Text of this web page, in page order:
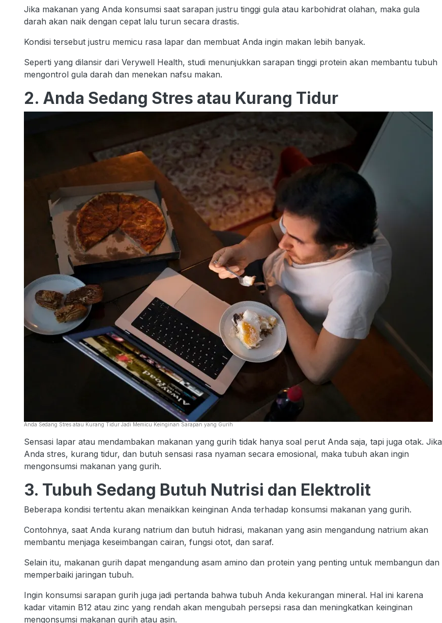
Jika makanan yang Anda konsumsi saat sarapan justru tinggi gula atau karbohidrat olahan, maka gula
darah akan naik dengan cepat lalu turun secara drastis.
Kondisi tersebut justru memicu rasa lapar dan membuat Anda ingin makan lebih banyak.
Seperti yang dilansir dari Verywell Health, studi menunjukkan sarapan tinggi protein akan membantu tubuh
mengontrol gula darah dan menekan nafsu makan.
2. Anda Sedang Stres atau Kurang Tidur
Anda Sedang Stres atau Kurang Tidur Jadi Memicu Keinginan Sarapan yang Gurih
Sensasi lapar atau mendambakan makanan yang gurih tidak hanya soal perut Anda saja, tapi juga otak. Jika
Anda stres, kurang tidur, dan butuh sensasi rasa nyaman secara emosional, maka tubuh akan ingin
mengonsumsi makanan yang gurih.
3. Tubuh Sedang Butuh Nutrisi dan Elektrolit
Beberapa kondisi tertentu akan menaikkan keinginan Anda terhadap konsumsi makanan yang gurih.
Contohnya, saat Anda kurang natrium dan butuh hidrasi, makanan yang asin mengandung natrium akan
membantu menjaga keseimbangan cairan, fungsi otot, dan saraf.
Selain itu, makanan gurih dapat mengandung asam amino dan protein yang penting untuk membangun dan
memperbaiki jaringan tubuh.
Ingin konsumsi sarapan gurih juga jadi pertanda bahwa tubuh Anda kekurangan mineral. Hal ini karena
kadar vitamin B12 atau zinc yang rendah akan mengubah persepsi rasa dan meningkatkan keinginan
mengonsumsi makanan gurih atau asin.